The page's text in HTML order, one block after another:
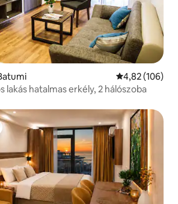
Átlagos
4,82 (106)
lakás hatalmas erkély, 2 hálószoba